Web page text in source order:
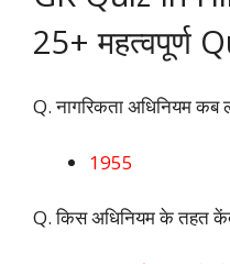
25+ महत्वपूर्ण
Q. नागरिकता अधिनियम कब
1955
Q. किस अधिनियम के तहत